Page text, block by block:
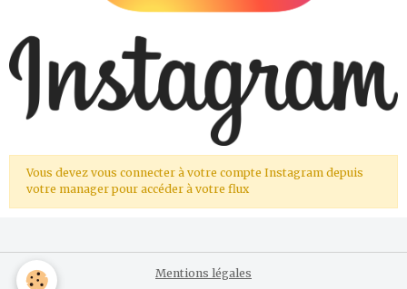
Vous devez vous connecter à votre compte Instagram depuis
votre manager pour accéder à votre flux
Mentions légales